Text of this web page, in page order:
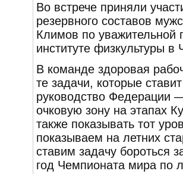
Во встрече приняли
резервного составов
Климов по уважительной
институте физкультуры в
В команде здоровая
те задачи, которые
руководство Федерации
очковую зону на этапах
также показывать тот
показываем на летних
ставим задачу бороться
год Чемпионата мира по